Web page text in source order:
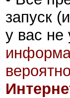
запуск
у вас не